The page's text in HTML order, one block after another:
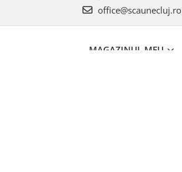
office@scaunecluj.ro
MAGAZINUL MEU